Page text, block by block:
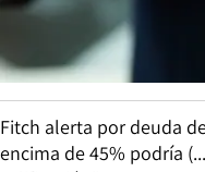
Fitch alerta por deuda
encima de 45% podría